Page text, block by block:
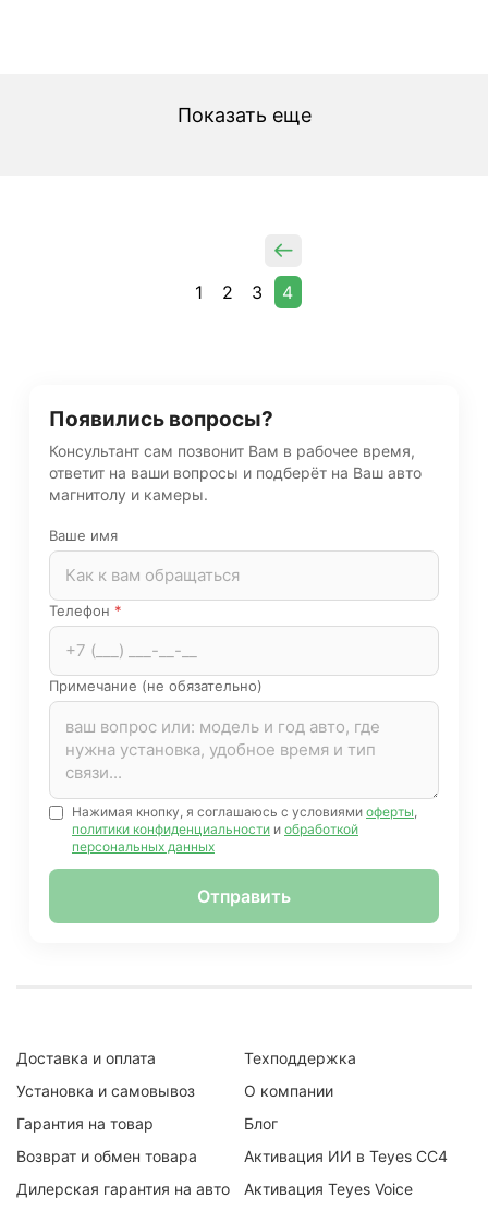
Показать еще
1 2 3 4
Появились вопросы?
Консультант сам позвонит Вам в рабочее время,
ответит на ваши вопросы и подберёт на Ваш авто
магнитолу и камеры.
Ваше имя
Телефон *
Примечание (не обязательно)
Нажимая кнопку, я соглашаюсь с условиями оферты
политики конфиденциальности и обработкой
персональных данных
Отправить
Доставка и оплата
Установка и самовывоз
Гарантия на товар
Возврат и обмен товара
Дилерская гарантия на авто
Техподдержка
О компании
Блог
Активация ИИ в Teyes CC4
Активация Teyes Voice